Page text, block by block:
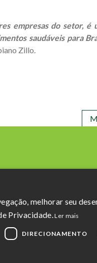
empresas do
saudáveis para
Zillo.
Razão
CNPJ da
Política de
melhorar seu
Privacidade.Ler mais
DIRECIONAMENTO